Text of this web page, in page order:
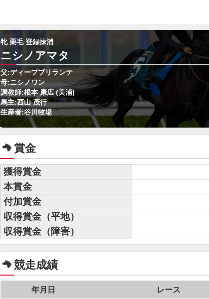
牝 栗毛 登録抹消
ニシノアマタ
父:ディープブリランテ
母:ニシノワン
調教師:根本 康広 (美浦)
馬主:西山 茂行
生産者:谷川牧場
賞金
獲得賞金
本賞金
付加賞金
収得賞金（平地）
収得賞金（障害）
競走成績
年月日 レース